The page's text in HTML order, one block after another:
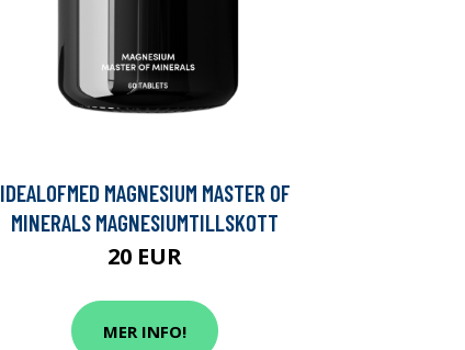
IDEALOFMED MAGNESIUM MASTER OF
MINERALS MAGNESIUMTILLSKOTT
20 EUR
MER INFO!